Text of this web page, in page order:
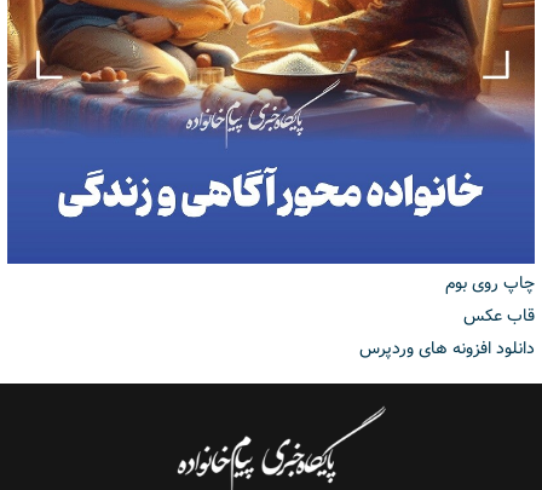
چاپ روی بوم
قاب عکس
دانلود افزونه های وردپرس